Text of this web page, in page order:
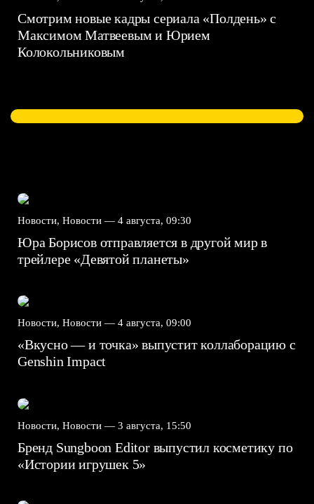
Смотрим новые кадры сериала «Полдень» с
Максимом Матвеевым и Юрием
Колокольниковым
Новости, Новости — 4 августа, 09:30
Юра Борисов отправляется в другой мир в
трейлере «Девятой планеты»
Новости, Новости — 4 августа, 09:00
«Вкусно — и точка» выпустит коллаборацию с
Genshin Impact⁠⁠
Новости, Новости — 3 августа, 15:50
Бренд Sungboon Editor выпустил косметику по
«Истории игрушек 5»